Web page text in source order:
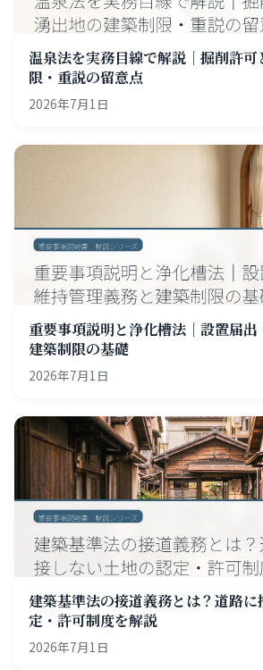
温泉法を実務目線で解説｜掘削許
限・重説の留意点
2026年7月1日
重要事項説明と浄化槽法｜設置届出
建築制限の基礎
2026年7月1日
建築基準法の接道義務とは？道路
定・許可制度を解説
2026年7月1日